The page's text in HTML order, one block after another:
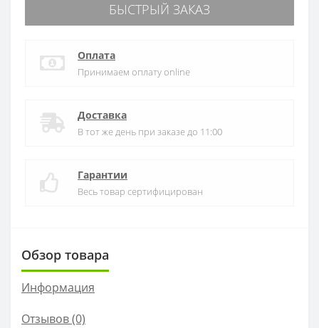
БЫСТРЫЙ ЗАКАЗ
Оплата
Принимаем оплату online
Доставка
В тот же день при заказе до 11:00
Гарантии
Весь товар сертифицирован
Обзор товара
Информация
Отзывов (0)